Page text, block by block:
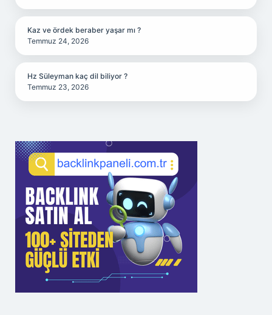
Kaz ve ördek beraber yaşar mı ?
Temmuz 24, 2026
Hz Süleyman kaç dil biliyor ?
Temmuz 23, 2026